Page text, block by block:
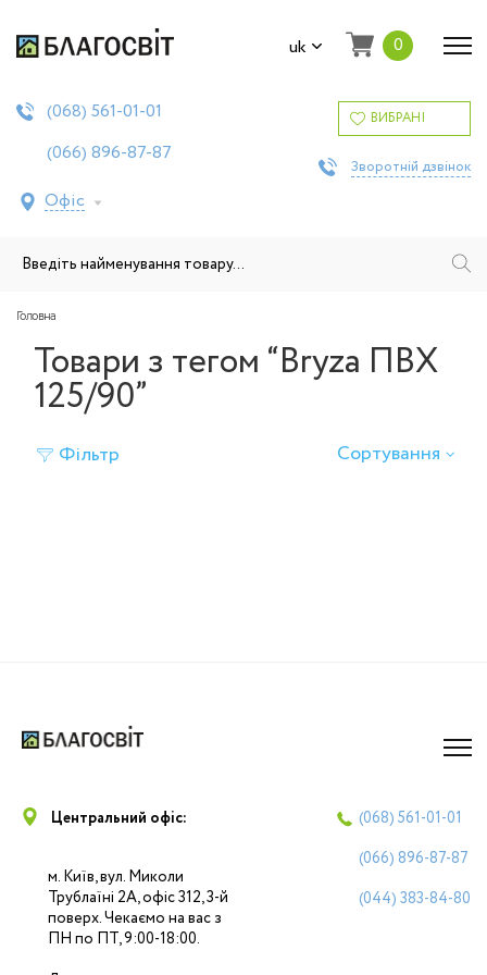
uk 0
(068) 561-01-01
(066) 896-87-87
Офіс
ВИБРАНІ
Зворотній дзвінок
Головна
Товари з тегом “Bryza ПВХ
125/90”
Фільтр Сортування
Центральний офіс:
м. Київ, вул. Миколи
Трублаїні 2А, офіс 312, 3-й
поверх. Чекаємо на вас з
ПН по ПТ, 9:00-18:00.
(068) 561-01-01
(066) 896-87-87
(044) 383-84-80